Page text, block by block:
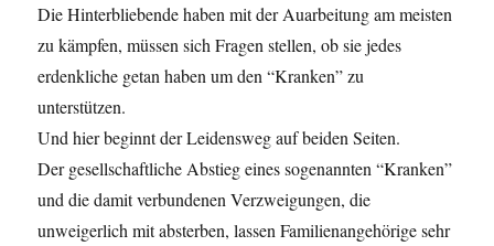
Die Hinterbliebende haben mit der Auarbeitung am meisten
zu kämpfen, müssen sich Fragen stellen, ob sie jedes
erdenkliche getan haben um den “Kranken” zu
unterstützen.
Und hier beginnt der Leidensweg auf beiden Seiten.
Der gesellschaftliche Abstieg eines sogenannten “Kranken”
und die damit verbundenen Verzweigungen, die
unweigerlich mit absterben, lassen Familienangehörige sehr